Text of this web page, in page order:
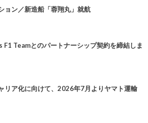
ョン／新造船「蓉翔丸」就航
F1 Teamとのパートナーシップ契約を締結しま
リア化に向けて、2026年7月よりヤマト運輸